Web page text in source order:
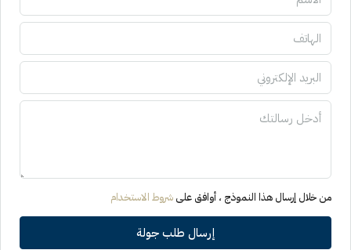
من خلال إرسال هذا النموذج ، أوافق على شروط الاستخدام
إرسال طلب جولة